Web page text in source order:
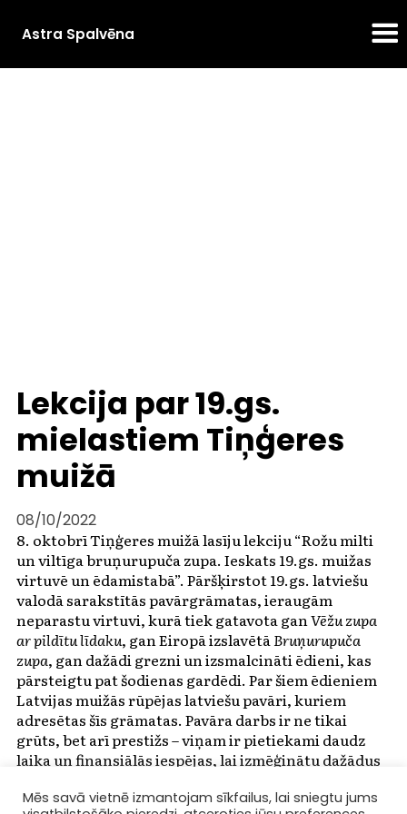
Astra Spalvēna
Lekcija par 19.gs.
mielastiem Tiņģeres
muižā
08/10/2022
8. oktobrī Tiņģeres muižā lasīju lekciju “Rožu milti
un viltīga bruņurupuča zupa. Ieskats 19.gs. muižas
virtuvē un ēdamistabā”. Pāršķirstot 19.gs. latviešu
valodā sarakstītās pavārgrāmatas, ieraugām
neparastu virtuvi, kurā tiek gatavota gan Vēžu zupa
ar pildītu līdaku, gan Eiropā izslavētā Bruņurupuča
zupa, gan dažādi grezni un izsmalcināti ēdieni, kas
pārsteigtu pat šodienas gardēdi. Par šiem ēdieniem
Latvijas muižās rūpējas latviešu pavāri, kuriem
adresētas šīs grāmatas. Pavāra darbs ir ne tikai
grūts, bet arī prestižs – viņam ir pietiekami daudz
laika un finansiālās iespējas, lai izmēģinātu dažādus
ēdienus. Par pavāru darbu un muižnieku
Mēs savā vietnē izmantojam sīkfailus, lai sniegtu jums